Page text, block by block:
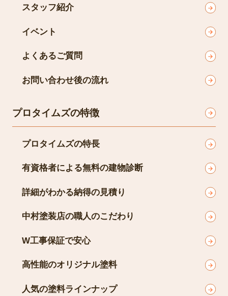
スタッフ紹介
イベント
よくあるご質問
お問い合わせ後の流れ
プロタイムズの特徴
プロタイムズの特長
有資格者による無料の建物診断
詳細がわかる納得の見積り
中村塗装店の職人のこだわり
W工事保証で安心
高性能のオリジナル塗料
人気の塗料ラインナップ